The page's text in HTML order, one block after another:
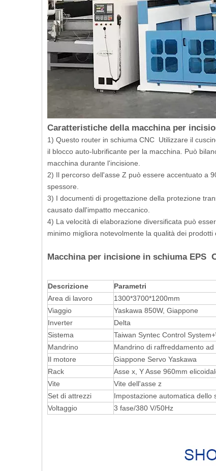
Caratteristiche della macchina per
1) Questo router in schiuma CNC Utilizzare il
il blocco auto-lubrificante per la macchina. Può
macchina durante l'incisione.
2) Il percorso dell'asse Z può essere accentuato a
spessore.
3) I documenti di progettazione della protezione
causato dall'impatto meccanico.
4) La velocità di elaborazione diversificata può
minimo migliora notevolmente la qualità dei prodotti
Macchina per incisione in schiuma EPS
Descrizione
Parametri
Area di lavoro
1300*3700*1200mm
Viaggio
Yaskawa 850W, Giappone
Inverter
Delta
Sistema
Taiwan Syntec Control
Mandrino
Mandrino di raffreddamento
Il motore
Giappone Servo Yaskawa
Rack
Asse x, Y Asse 960mm
Vite
Vite dell'asse z
Set di attrezzi
Impostazione automatica dello
Voltaggio
3 fase/380 V/50Hz